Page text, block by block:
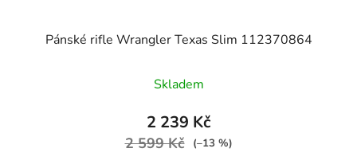
Pánské rifle Wrangler Texas Slim 112370864
Skladem
2 239 Kč
2 599 Kč (–13 %)